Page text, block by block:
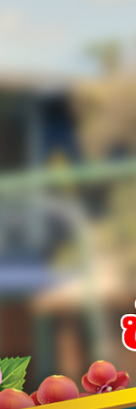
Skip to main content